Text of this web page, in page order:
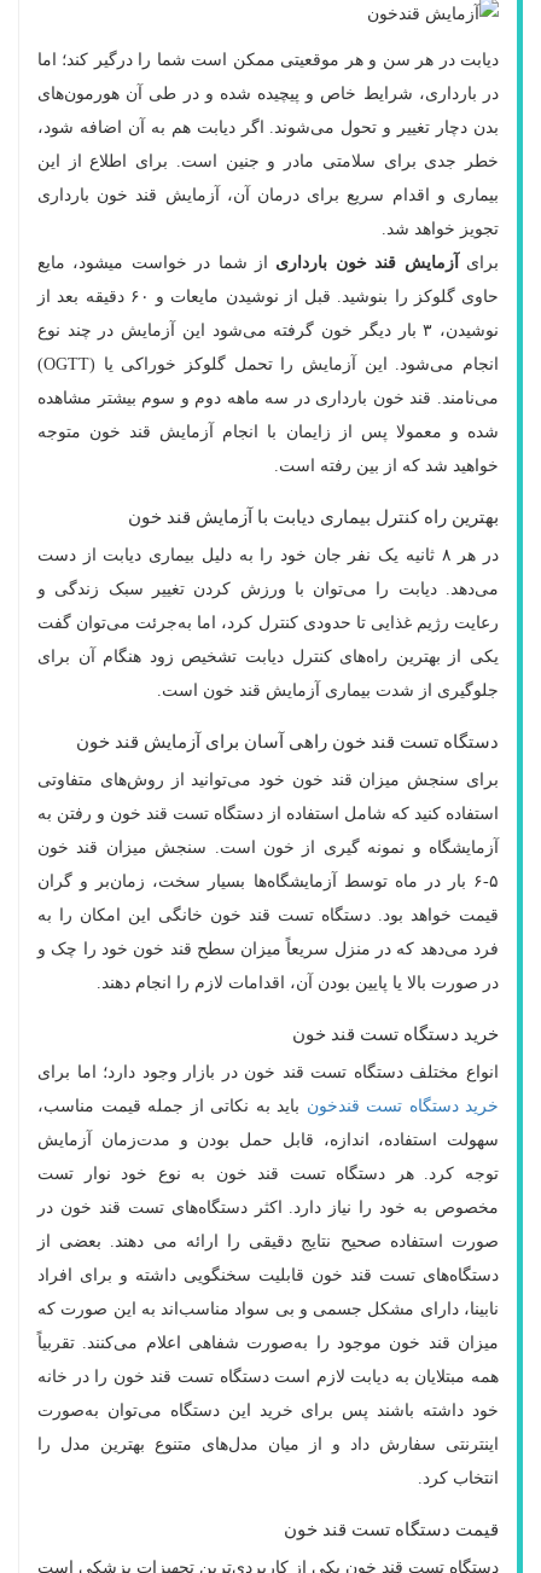
دیابت در هر سن و هر موقعیتی ممکن است شما را درگیر کند؛ اما
در بارداری، شرایط خاص و پیچیده شده و در طی آن هورمون‌های
بدن دچار تغییر و تحول می‌شوند. اگر دیابت هم به آن اضافه شود،
خطر جدی برای سلامتی مادر و جنین است. برای اطلاع از این
بیماری و اقدام سریع برای درمان آن، آزمایش قند خون بارداری
تجویز خواهد شد.
برای آزمایش قند خون بارداری از شما در خواست میشود، مایع
حاوی گلوکز را بنوشید. قبل از نوشیدن مایعات و ۶۰ دقیقه بعد از
نوشیدن، ۳ بار دیگر خون گرفته می‌شود این آزمایش در چند نوع
انجام می‌شود. این آزمایش را تحمل گلوکز خوراکی یا (OGTT)
می‌نامند. قند خون بارداری در سه ماهه دوم و سوم بیشتر مشاهده
شده و معمولا پس از زایمان با انجام آزمایش قند خون متوجه
خواهید شد که از بین رفته است.
بهترین راه کنترل بیماری دیابت با آزمایش قند خون
در هر ۸ ثانیه یک نفر جان خود را به دلیل بیماری دیابت از دست
می‌دهد. دیابت را می‌توان با ورزش کردن تغییر سبک زندگی و
رعایت رژیم غذایی تا حدودی کنترل کرد، اما به‌جرئت می‌توان گفت
یکی از بهترین راه‌های کنترل دیابت تشخیص زود هنگام آن برای
جلوگیری از شدت بیماری آزمایش قند خون است.
دستگاه تست قند خون راهی آسان برای آزمایش قند خون
برای سنجش میزان قند خون خود می‌توانید از روش‌های متفاوتی
استفاده کنید که شامل استفاده از دستگاه تست قند خون و رفتن به
آزمایشگاه و نمونه گیری از خون است. سنجش میزان قند خون
۵-۶ بار در ماه توسط آزمایشگاه‌ها بسیار سخت، زمان‌بر و گران
قیمت خواهد بود. دستگاه تست قند خون خانگی این امکان را به
فرد می‌دهد که در منزل سریعاً میزان سطح قند خون خود را چک و
در صورت بالا یا پایین بودن آن، اقدامات لازم را انجام دهند.
خرید دستگاه تست قند خون
انواع مختلف دستگاه‌ تست قند خون در بازار وجود دارد؛ اما برای
خرید دستگاه تست قندخون باید به نکاتی از جمله قیمت مناسب،
سهولت استفاده، اندازه، قابل حمل بودن و مدت‌زمان آزمایش
توجه کرد. هر دستگاه تست قند خون به نوع خود نوار تست
مخصوص به خود را نیاز دارد. اکثر دستگاه‌های تست قند خون در
صورت استفاده صحیح نتایج دقیقی را ارائه می دهند. بعضی از
دستگاه‌های تست قند خون قابلیت سخنگویی داشته و برای افراد
نابینا، دارای مشکل جسمی و بی سواد مناسب‌اند به این صورت که
میزان قند خون موجود را به‌صورت شفاهی اعلام می‌کنند. تقربیاً
همه مبتلایان به دیابت لازم است دستگاه تست قند خون را در خانه
خود داشته باشند پس برای خرید این دستگاه می‌توان به‌صورت
اینترنتی سفارش داد و از میان مدل‌های متنوع بهترین مدل را
انتخاب کرد.
قیمت دستگاه تست قند خون
دستگاه تست قند خون یکی از کاربردی‌ترین تجهیزات پزشکی است